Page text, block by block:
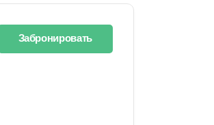
Забронировать